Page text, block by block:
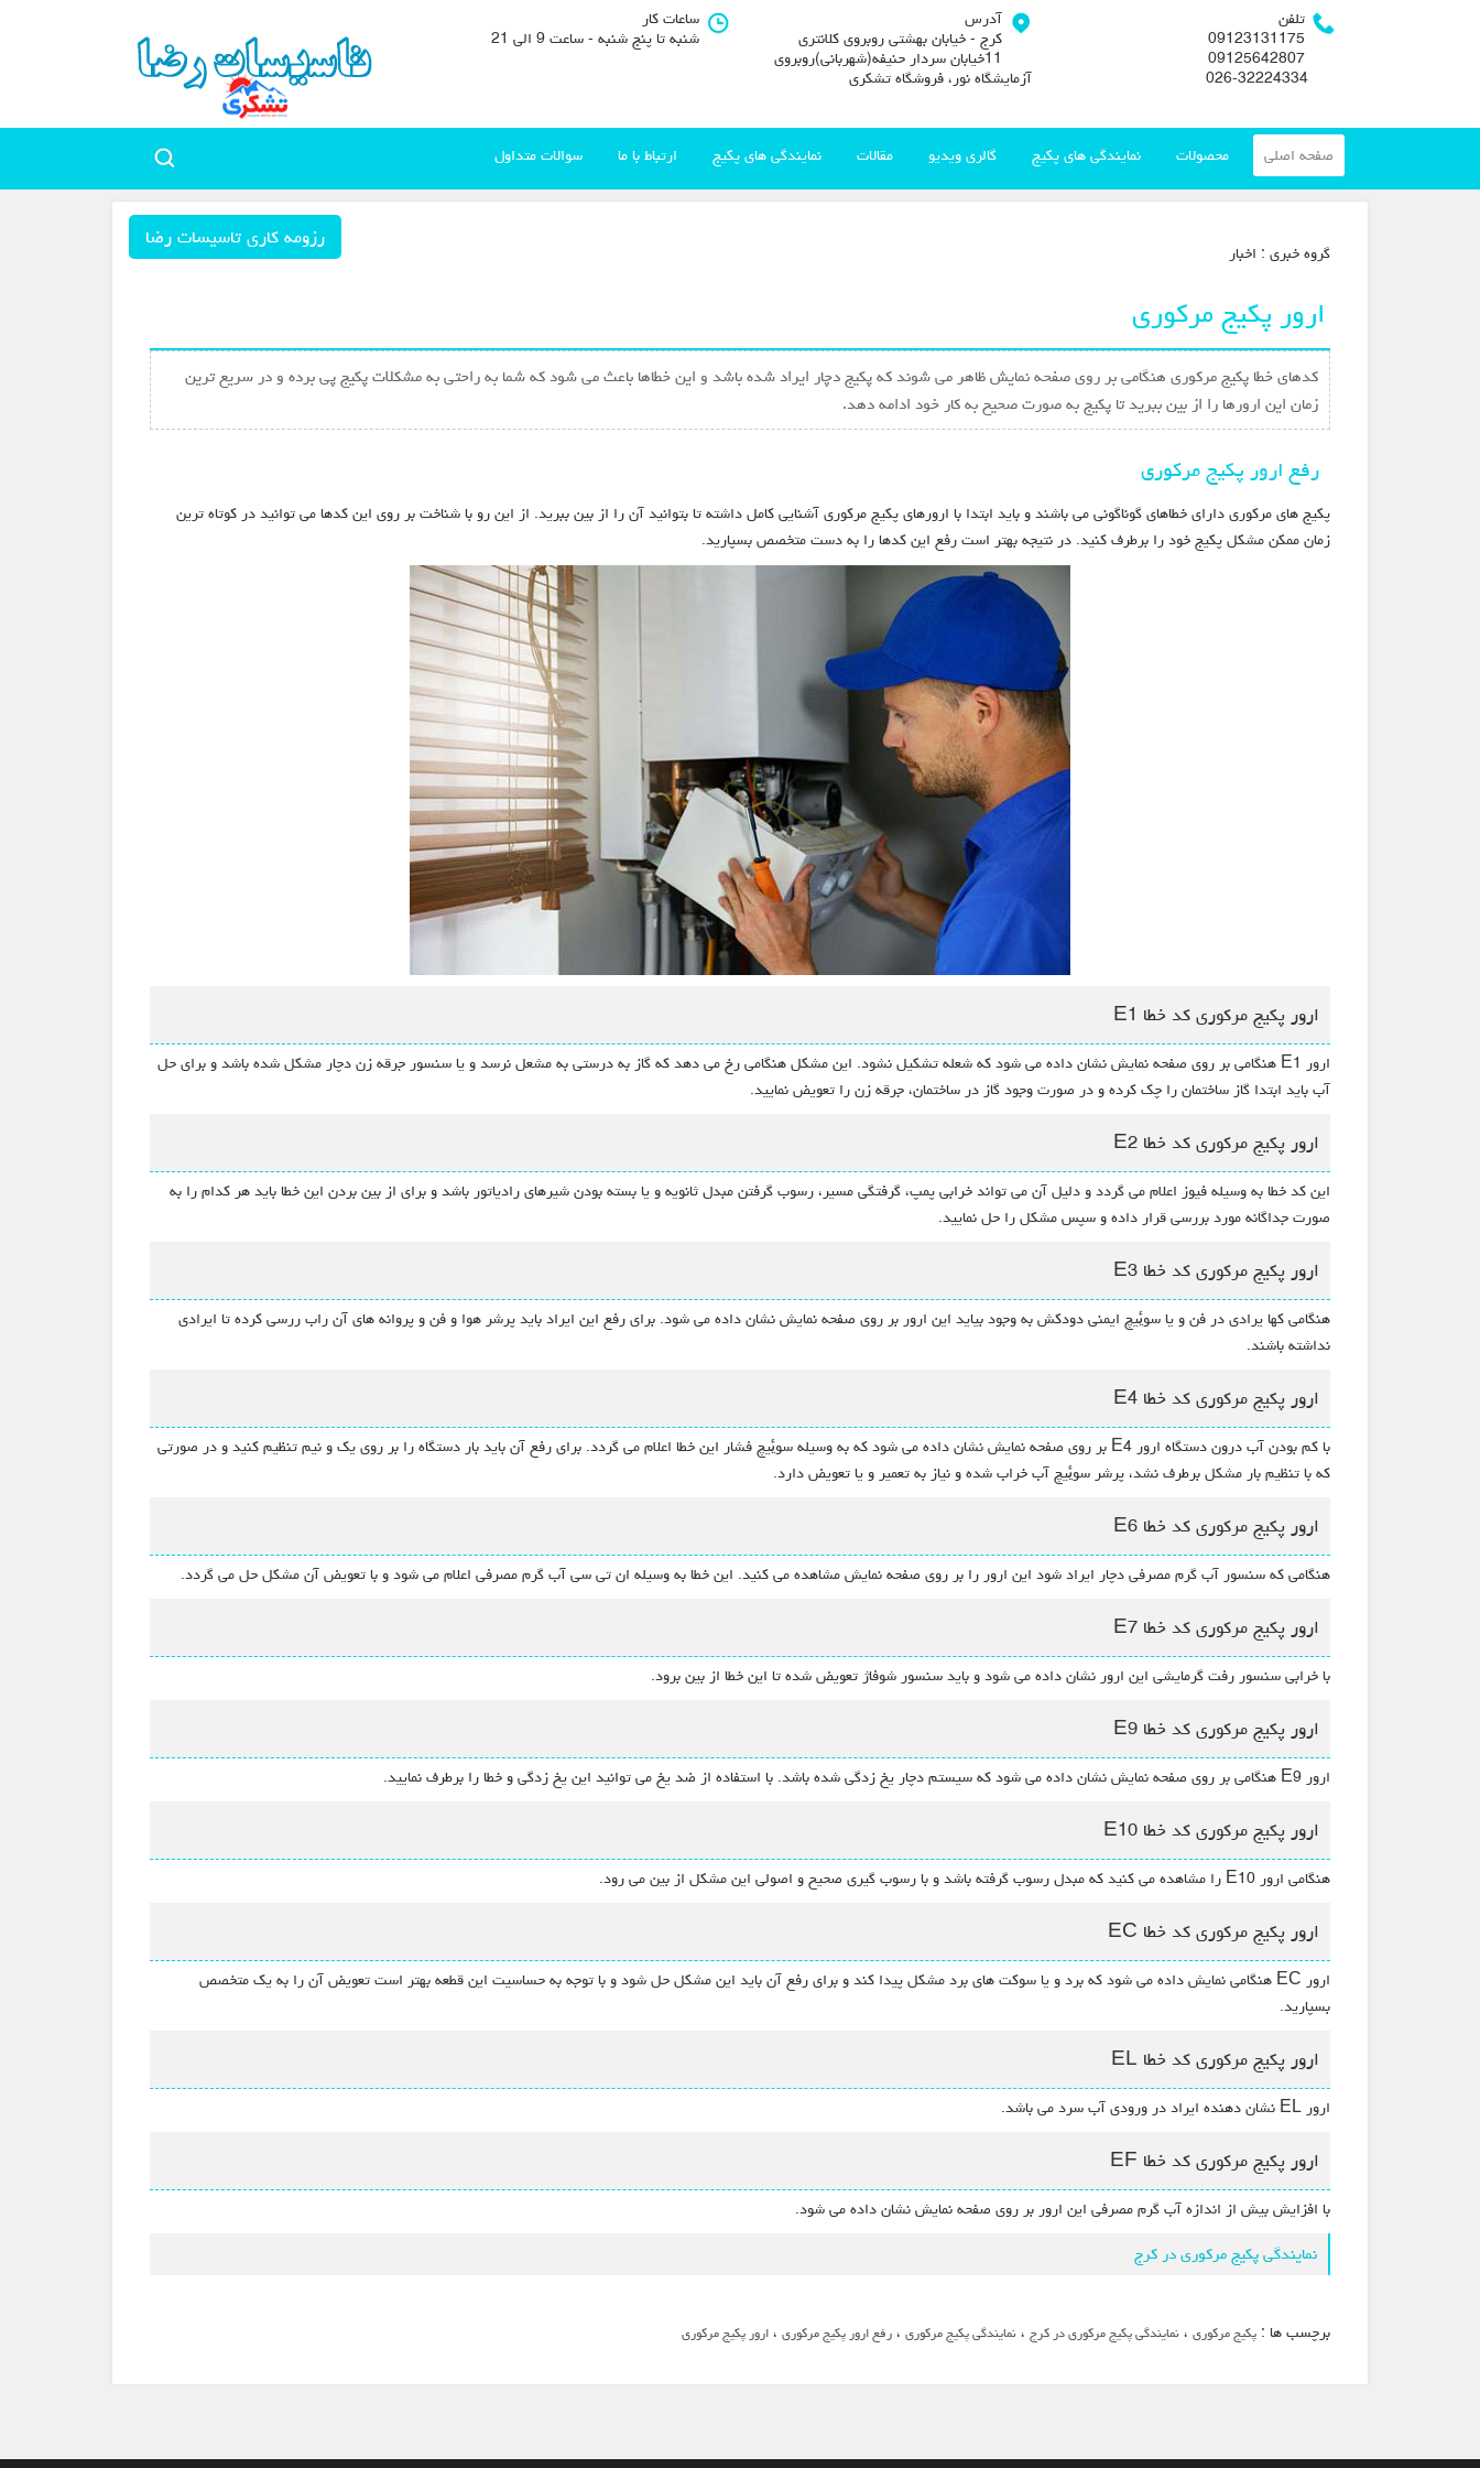
تلفن
09123131175
09125642807
آدرس
کرج - خیابان بهشتی روبروی کلانتری
11خیابان سردار حنیفه(شهربانی)روبروی
آزمایشگاه نور، فروشگاه تشکری
ساعات کار
شنبه تا پنج شنبه - ساعت 9 الی 21
صفحه اصلی محصولات نمایندگی های پکیج گالری ویدیو مقالات نمایندگی های پکیج ارتباط با ما سوالات متداول
رزومه کاری تاسیسات رضا گروه خبري : اخبار
ارور پکیج مرکوری
کدهای خطا پکیج مرکوری هنگامی بر روی صفحه نمایش ظاهر می شوند که پکیج دچار ایراد شده باشد و این خطاها باعث می شود که شما به راحتی به مشکلات پکیج پی برده و در سریع ترین
زمان این ارورها را از بین ببرید تا پکیج به صورت صحیح به کار خود ادامه دهد.
رفع ارور پکیج مرکوری
پکیج های مرکوری دارای خطاهای گوناگونی می باشند و باید ابتدا با ارورهای پکیج مرکوری آشنایی کامل داشته تا بتوانید آن را از بین ببرید. از این رو با شناخت بر روی این کدها می توانید در کوتاه ترین
زمان ممکن مشکل پکیج خود را برطرف کنید. در نتیجه بهتر است رفع این کدها را به دست متخصص بسپارید.
ارور پکیج مرکوری کد خطا E1
ارور E1 هنگامی بر روی صفحه نمایش نشان داده می شود که شعله تشکیل نشود. این مشکل هنگامی رخ می دهد که گاز به درستی به مشعل نرسد و یا سنسور جرقه زن دچار مشکل شده باشد و برای حل
آب باید ابتدا گاز ساختمان را چک کرده و در صورت وجود گاز در ساختمان، جرقه زن را تعویض نمایید.
ارور پکیج مرکوری کد خطا E2
این کد خطا به وسیله فیوز اعلام می گردد و دلیل آن می تواند خرابی پمپ، گرفتگی مسیر، رسوب گرفتن مبدل ثانویه و یا بسته بودن شیرهای رادیاتور باشد و برای از بین بردن این خطا باید هر کدام را به
صورت جداگانه مورد بررسی قرار داده و سپس مشکل را حل نمایید.
ارور پکیج مرکوری کد خطا E3
هنگامی کها یرادی در فن و یا سویٔیچ ایمنی دودکش به وجود بیاید این ارور بر روی صفحه نمایش نشان داده می شود. برای رفع این ایراد باید پرشر هوا و فن و پروانه های آن راب ررسی کرده تا ایرادی
نداشته باشند.
ارور پکیج مرکوری کد خطا E4
با کم بودن آب درون دستگاه ارور E4 بر روی صفحه نمایش نشان داده می شود که به وسیله سویٔیچ فشار این خطا اعلام می گردد. برای رفع آن باید بار دستگاه را بر روی یک و نیم تنظیم کنید و در صورتی
که با تنظیم بار مشکل برطرف نشد،‌ پرشر سویٔیچ آب خراب شده و نیاز به تعمیر و یا تعویض دارد.
ارور پکیج مرکوری کد خطا E6
هنگامی که سنسور آب گرم مصرفی دچار ایراد شود این ارور را بر روی صفحه نمایش مشاهده می کنید. این خطا به وسیله ان تی سی آب گرم مصرفی اعلام می شود و با تعویض آن مشکل حل می گردد.
ارور پکیج مرکوری کد خطا E7
با خرابی سنسور رفت گرمایشی این ارور نشان داده می شود و باید سنسور شوفاژ تعویض شده تا این خطا از بین برود.
ارور پکیج مرکوری کد خطا E9
ارور E9 هنگامی بر روی صفحه نمایش نشان داده می شود که سیستم دچار یخ زدگی شده باشد. با استفاده از ضد یخ می توانید این یخ زدگی و خطا را برطرف نمایید.
ارور پکیج مرکوری کد خطا E10
هنگامی ارور E10 را مشاهده می کنید که مبدل رسوب گرفته باشد و با رسوب گیری صحیح و اصولی این مشکل از بین می رود.
ارور پکیج مرکوری کد خطا EC
ارور EC هنگامی نمایش داده می شود که برد و یا سوکت های برد مشکل پیدا کند و برای رفع آن باید این مشکل حل شود و با توجه به حساسیت این قطعه بهتر است تعویض آن را به یک متخصص
بسپارید.
ارور پکیج مرکوری کد خطا EL
ارور EL نشان دهنده ایراد در ورودی آب سرد می باشد.
ارور پکیج مرکوری کد خطا EF
با افزایش بیش از اندازه آب گرم مصرفی این ارور بر روی صفحه نمایش نشان داده می شود.
نمایندگی پکیج مرکوری در کرج
برچسب ها :پکیج مرکوری ،نمایندگی پکیج مرکوری در کرج ،نمایندگی پکیج مرکوری ،رفع ارور پکیج مرکوری ،ارور پکیج مرکوری